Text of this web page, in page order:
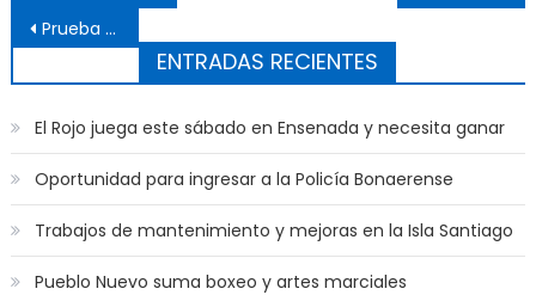
Prueba de jugadores de vóley en el club Astillero
ENTRADAS RECIENTES
El Rojo juega este sábado en Ensenada y necesita ganar
Oportunidad para ingresar a la Policía Bonaerense
Trabajos de mantenimiento y mejoras en la Isla Santiago
Pueblo Nuevo suma boxeo y artes marciales